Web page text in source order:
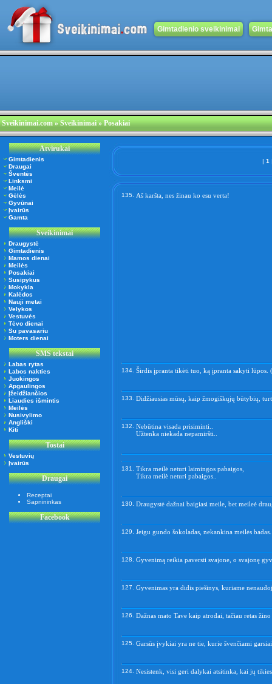
Gimtadienio sveikinimai
Sveikinimai.com» Sveikinimai » Posakiai
Atvirukai
Gimtadienis
Draugai
Šventės
Linksmi
Meilė
Gėlės
Gyvūnai
Įvairūs
Gamta
Sveikinimai
Draugystė
Gimtadienis
Mamos dienai
Meilės
Posakiai
Susipykus
Mokykla
Kalėdos
Nauji metai
Velykos
Vestuvės
Tėvo dienai
Su pavasariu
Moters dienai
SMS tekstai
Labas rytas
Labos nakties
Juokingos
Apgaulingos
Įžeidžiančios
Liaudies išmintis
Meilės
Nusivylimo
Angliški
Kiti
Tostai
Vestuvių
Įvairūs
Draugai
Receptai
Sapnininkas
Facebook
| 1
135. Aš karšta, nes žinau ko esu verta!
134. Širdis įpranta tikėti tuo, ką įpranta sakyti lūpos.
133. Didžiausias mūsų, kaip žmogiškųjų būtybių,
132. Nebūtina visada prisiminti..
Užtenka niekada nepamiršti..
131. Tikra meilė neturi laimingos pabaigos,
Tikra meilė neturi pabaigos..
130. Draugystė dažnai baigiasi meile, bet meileė
129. Jeigu gundo šokoladas, nekankina meilės
128. Gyvenimą reikia paversti svajone, o svajonę
127. Gyvenimas yra didis piešinys, kuriame
126. Dažnas mato Tave kaip atrodai, tačiau retas
125. Garsūs įvykiai yra ne tie, kurie švenčiami
124. Nesistenk, visi geri dalykai atsitinka, kai jų